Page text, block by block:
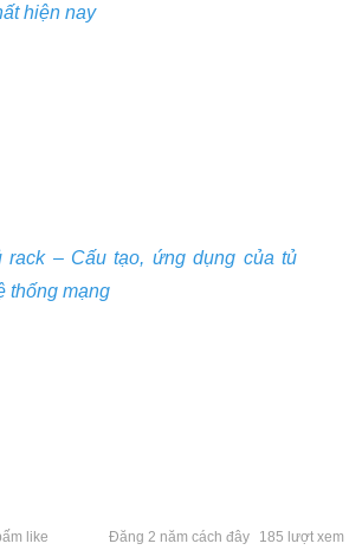
hiện nay
rack – Cấu tạo, ứng dụng của tủ
thống mạng
like Đăng 2 năm cách đây 185 lượt xem